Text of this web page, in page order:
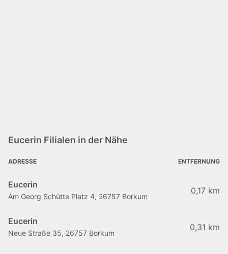
Eucerin Filialen in der Nähe
ADRESSE ENTFERNUNG
Eucerin
Am Georg Schütte Platz 4, 26757 Borkum
0,17 km
Eucerin
Neue Straße 35, 26757 Borkum
0,31 km